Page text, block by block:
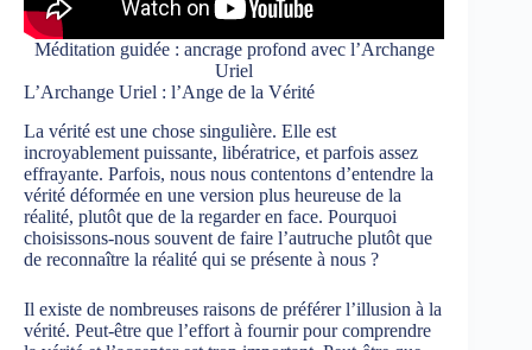
Méditation guidée : ancrage profond avec l’Archange
Uriel
L’Archange Uriel : l’Ange de la Vérité
La vérité est une chose singulière. Elle est
incroyablement puissante, libératrice, et parfois assez
effrayante. Parfois, nous nous contentons d’entendre la
vérité déformée en une version plus heureuse de la
réalité, plutôt que de la regarder en face. Pourquoi
choisissons-nous souvent de faire l’autruche plutôt que
de reconnaître la réalité qui se présente à nous ?
Il existe de nombreuses raisons de préférer l’illusion à la
vérité. Peut-être que l’effort à fournir pour comprendre